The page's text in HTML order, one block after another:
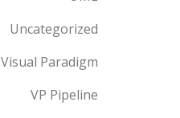
Uncategorized
Visual Paradigm
VP Pipeline